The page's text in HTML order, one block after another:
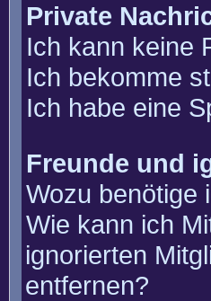
Private
Ich kann keine
Ich bekomme
Ich habe eine
Freunde und
Wozu benötige
Wie kann ich
ignorierten
entfernen?